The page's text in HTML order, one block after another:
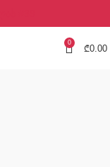
0
₾0.00